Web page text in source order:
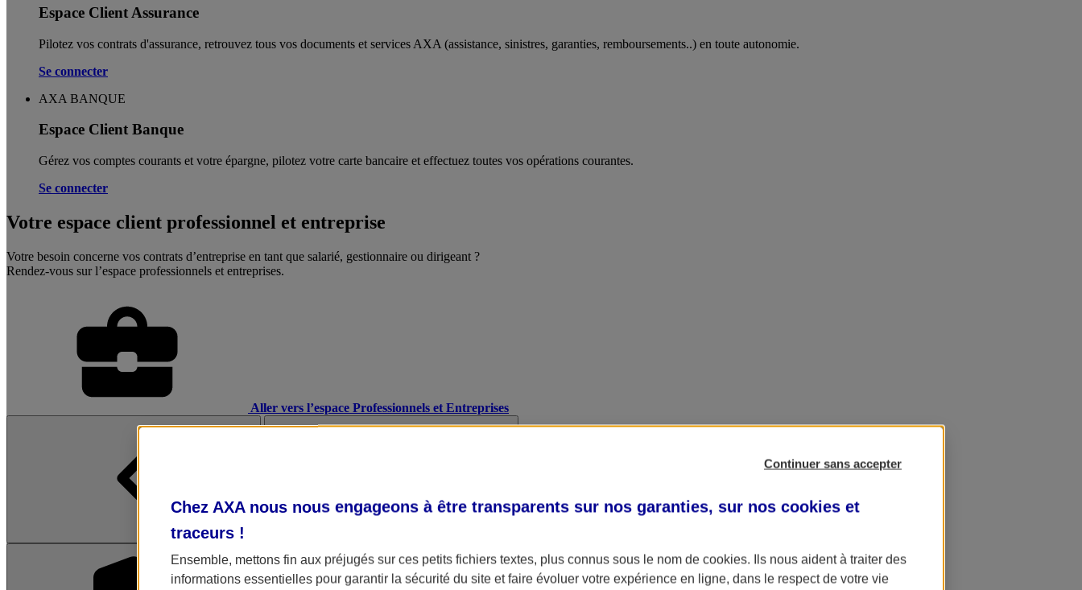
Espace Client Assurance
Pilotez vos contrats d'assurance, retrouvez tous vos documents et services AXA (assistance, sinistres, garanties, remboursements..) en toute autonomie. ​
Se connecter
AXA BANQUE
Espace Client Banque
Gérez vos comptes courants et votre épargne, pilotez votre carte bancaire et effectuez toutes vos opérations courantes.
Se connecter
Votre espace client professionnel et entreprise
Votre besoin concerne vos contrats d’entreprise en tant que salarié, gestionnaire ou dirigeant ?
Rendez-vous sur l’espace professionnels et entreprises.
Aller vers l’espace Professionnels et Entreprises
Continuer sans accepter
Chez AXA nous nous engageons à être transparents sur nos garanties, sur nos cookies et
traceurs !
Ensemble, mettons fin aux préjugés sur ces petits fichiers textes, plus connus sous le nom de cookies. Ils nous aident à traiter des
informations essentielles pour garantir la sécurité du site et faire évoluer votre expérience en ligne, dans le respect de votre vie